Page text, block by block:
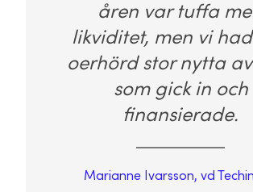
åren var tuffa
likviditet, men vi
oerhörd stor nytta
som gick in och
finansierade.
Marianne Ivarsson, vd